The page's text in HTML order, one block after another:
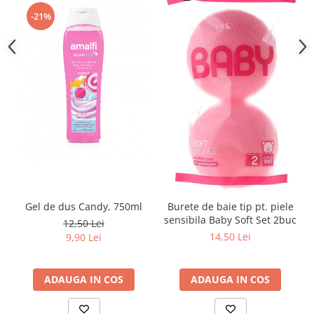
toalete portabile
Solutii curatare si intretinere
terase exterioare
Solutii curatare si intretinere
mobilier gradina
Solutii de curatare si intretinere
gratare exterioare si seminee
Foglia D'Oro
250ml
Dispensere pentru doze
odorizante spray SPRING AIR
SPRING AIR
Saculeti parfumati si pliculete
-21%
Gel de dus Candy, 750ml
12,50 Lei
9,90 Lei
ADAUGA IN COS
Burete de baie tip pt. piele
sensibila Baby Soft Set 2buc
14,50 Lei
ADAUGA IN COS